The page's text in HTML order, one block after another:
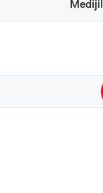
Mediji